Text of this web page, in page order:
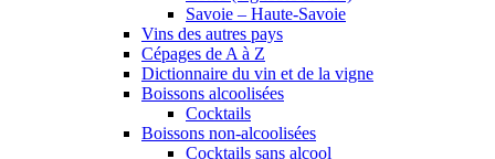
Savoie – Haute-Savoie
Vins des autres pays
Cépages de A à Z
Dictionnaire du vin et de la vigne
Boissons alcoolisées
Cocktails
Boissons non-alcoolisées
Cocktails sans alcool